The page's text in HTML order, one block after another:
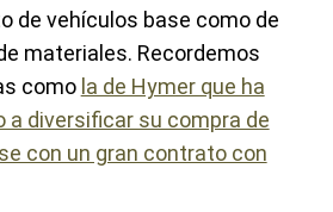
de vehículos base como de
materiales. Recordemos
como la de Hymer que ha
a diversificar su compra de
con un gran contrato con